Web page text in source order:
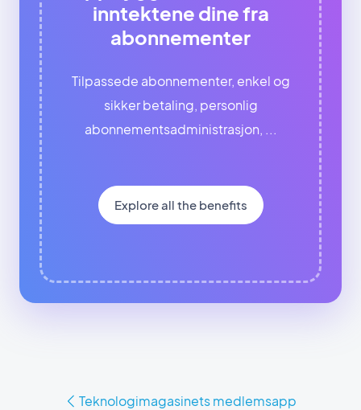
inntektene dine fra
abonnementer
Tilpassede abonnementer, enkel og
sikker betaling, personlig
abonnementsadministrasjon, ...
Explore all the benefits
Teknologimagasinets medlemsapp